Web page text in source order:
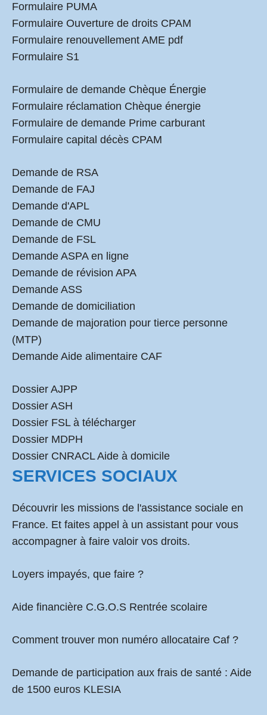
Formulaire PUMA
Formulaire Ouverture de droits CPAM
Formulaire renouvellement AME pdf
Formulaire S1
Formulaire de demande Chèque Énergie
Formulaire réclamation Chèque énergie
Formulaire de demande Prime carburant
Formulaire capital décès CPAM
Demande de RSA
Demande de FAJ
Demande d'APL
Demande de CMU
Demande de FSL
Demande ASPA en ligne
Demande de révision APA
Demande ASS
Demande de domiciliation
Demande de majoration pour tierce personne
(MTP)
Demande Aide alimentaire CAF
Dossier AJPP
Dossier ASH
Dossier FSL à télécharger
Dossier MDPH
Dossier CNRACL Aide à domicile
SERVICES SOCIAUX
Découvrir les missions de l'assistance sociale en
France. Et faites appel à un assistant pour vous
accompagner à faire valoir vos droits.
Loyers impayés, que faire ?
Aide financière C.G.O.S Rentrée scolaire
Comment trouver mon numéro allocataire Caf ?
Demande de participation aux frais de santé : Aide
de 1500 euros KLESIA